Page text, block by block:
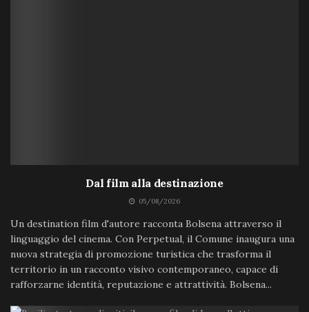
Dal film alla destinazione
05/08/2026
Un destination film d'autore racconta Bolsena attraverso il
linguaggio del cinema. Con Perpetual, il Comune inaugura una
nuova strategia di promozione turistica che trasforma il
territorio in un racconto visivo contemporaneo, capace di
rafforzarne identità, reputazione e attrattività. Bolsena...